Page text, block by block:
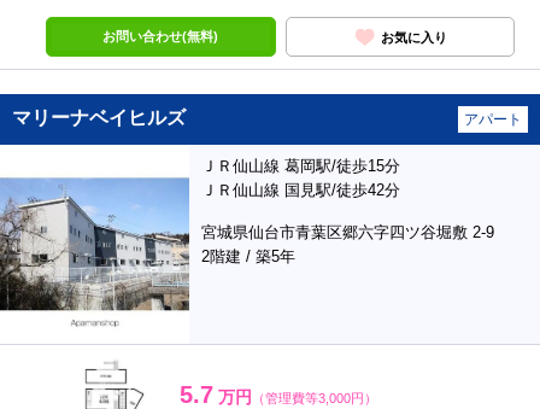
お問い合わせ(無料) お気に入り
マリーナベイヒルズ アパート
ＪＲ仙山線 葛岡駅/徒歩15分
ＪＲ仙山線 国見駅/徒歩42分
宮城県仙台市青葉区郷六字四ツ谷堀敷 2-9
2階建 / 築5年
5.7 万円 （管理費等3,000円）